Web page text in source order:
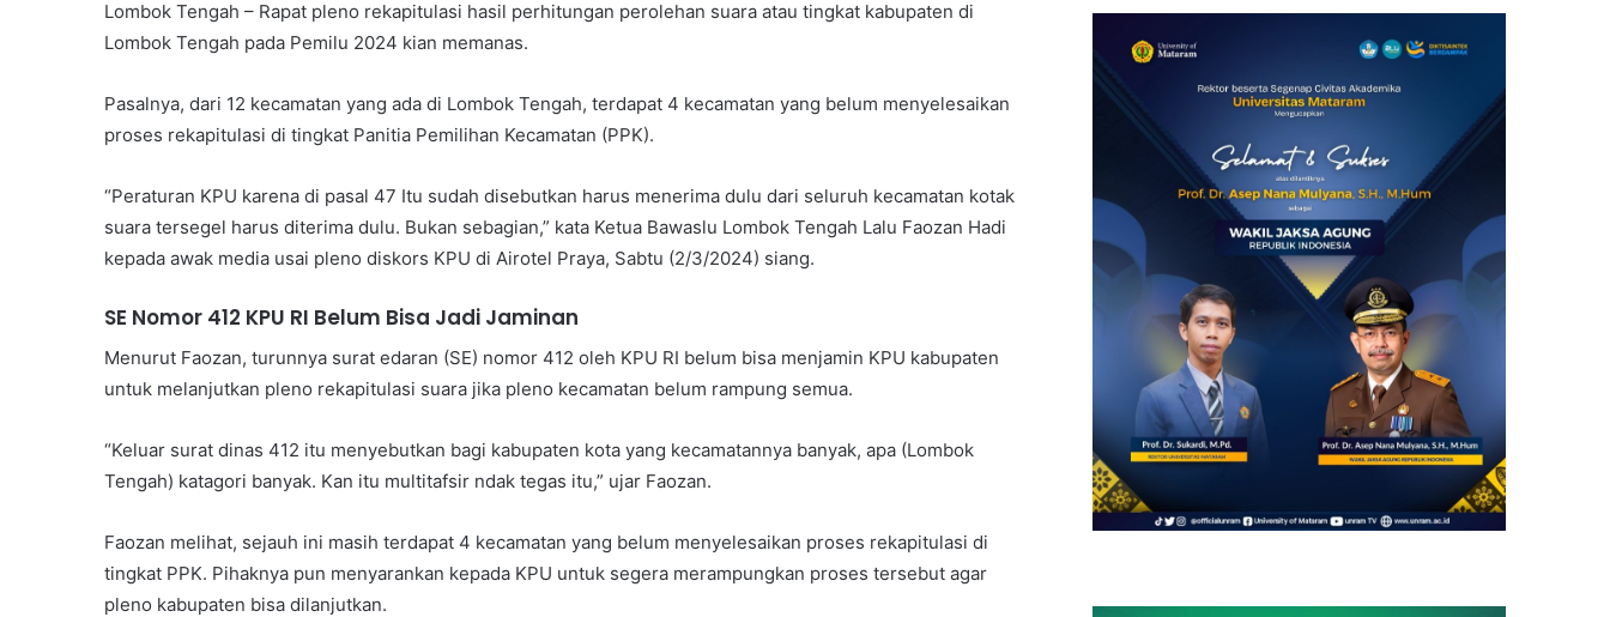
Lombok Tengah – Rapat pleno rekapitulasi hasil perhitungan perolehan suara atau tingkat kabupaten di
Lombok Tengah pada Pemilu 2024 kian memanas.
Pasalnya, dari 12 kecamatan yang ada di Lombok Tengah, terdapat 4 kecamatan yang belum menyelesaikan
proses rekapitulasi di tingkat Panitia Pemilihan Kecamatan (PPK).
“Peraturan KPU karena di pasal 47 Itu sudah disebutkan harus menerima dulu dari seluruh kecamatan kotak
suara tersegel harus diterima dulu. Bukan sebagian,” kata Ketua Bawaslu Lombok Tengah Lalu Faozan Hadi
kepada awak media usai pleno diskors KPU di Airotel Praya, Sabtu (2/3/2024) siang.
SE Nomor 412 KPU RI Belum Bisa Jadi Jaminan
Menurut Faozan, turunnya surat edaran (SE) nomor 412 oleh KPU RI belum bisa menjamin KPU kabupaten
untuk melanjutkan pleno rekapitulasi suara jika pleno kecamatan belum rampung semua.
“Keluar surat dinas 412 itu menyebutkan bagi kabupaten kota yang kecamatannya banyak, apa (Lombok
Tengah) katagori banyak. Kan itu multitafsir ndak tegas itu,” ujar Faozan.
Faozan melihat, sejauh ini masih terdapat 4 kecamatan yang belum menyelesaikan proses rekapitulasi di
tingkat PPK. Pihaknya pun menyarankan kepada KPU untuk segera merampungkan proses tersebut agar
pleno kabupaten bisa dilanjutkan.